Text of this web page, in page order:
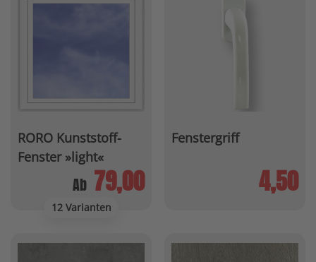
RORO Kunststoff-
Fenster »light«
12 Varianten
Ab 79,00
Fenstergriff
4,50